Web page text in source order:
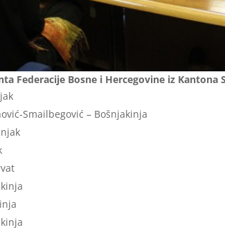
Federacije Bosne i Hercegovine iz
Smailbegović – Bošnjakinja